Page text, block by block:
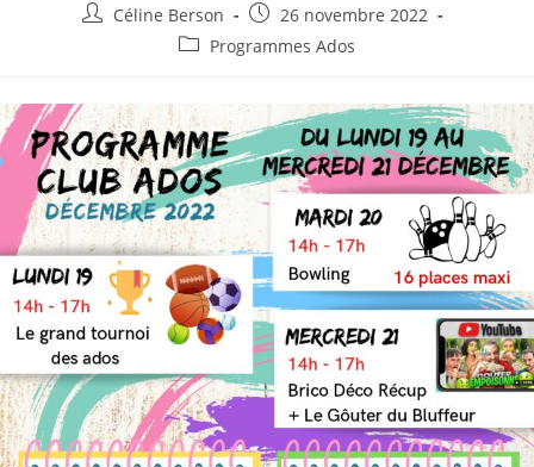
Auteur/autrice
Céline Berson
Publication
publiée :
26 novembre 2022
Post Programmes Ados